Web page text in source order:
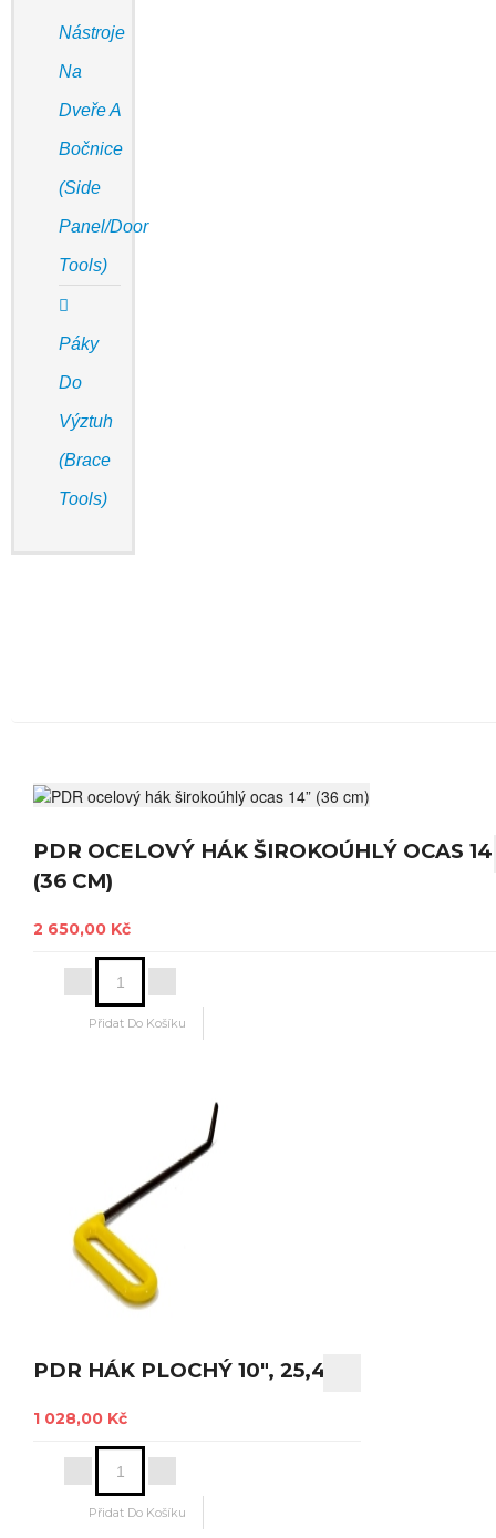
Nástroje
Na
Dveře A
Bočnice
(Side
Panel/door
Tools)
Páky
Do
Výztuh
(Brace
Tools)
PDR OCELOVÝ HÁK ŠIROKOÚHLÝ OCAS
(36 CM)
2 650,00 Kč
PDR HÁK PLOCHÝ 10", 25,4CM
1 028,00 Kč